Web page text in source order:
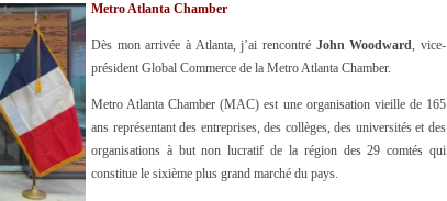
Metro Atlanta Chamber
Dès mon arrivée à Atlanta, j’ai rencontré John Woodward, vice-
président Global Commerce de la Metro Atlanta Chamber.
Metro Atlanta Chamber (MAC) est une organisation vieille de 165
ans représentant des entreprises, des collèges, des universités et des
organisations à but non lucratif de la région des 29 comtés qui
constitue le sixième plus grand marché du pays.